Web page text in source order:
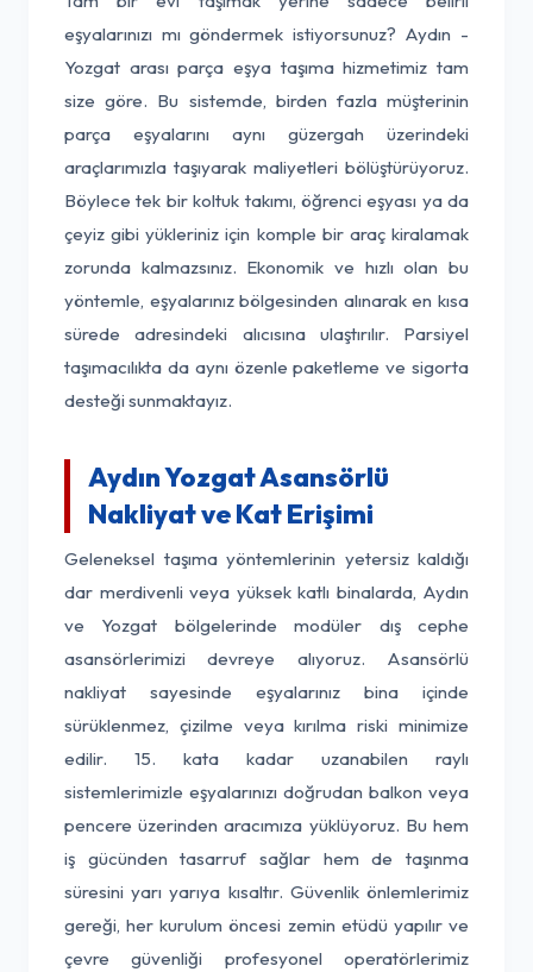
eşyalarınızı mı göndermek istiyorsunuz? Aydın -
Yozgat arası parça eşya taşıma hizmetimiz tam
size göre. Bu sistemde, birden fazla müşterinin
parça eşyalarını aynı güzergah üzerindeki
araçlarımızla taşıyarak maliyetleri bölüştürüyoruz.
Böylece tek bir koltuk takımı, öğrenci eşyası ya da
çeyiz gibi yükleriniz için komple bir araç kiralamak
zorunda kalmazsınız. Ekonomik ve hızlı olan bu
yöntemle, eşyalarınız bölgesinden alınarak en kısa
sürede adresindeki alıcısına ulaştırılır. Parsiyel
taşımacılıkta da aynı özenle paketleme ve sigorta
desteği sunmaktayız.
Aydın Yozgat Asansörlü
Nakliyat ve Kat Erişimi
Geleneksel taşıma yöntemlerinin yetersiz kaldığı
dar merdivenli veya yüksek katlı binalarda, Aydın
ve Yozgat bölgelerinde modüler dış cephe
asansörlerimizi devreye alıyoruz. Asansörlü
nakliyat sayesinde eşyalarınız bina içinde
sürüklenmez, çizilme veya kırılma riski minimize
edilir. 15. kata kadar uzanabilen raylı
sistemlerimizle eşyalarınızı doğrudan balkon veya
pencere üzerinden aracımıza yüklüyoruz. Bu hem
iş gücünden tasarruf sağlar hem de taşınma
süresini yarı yarıya kısaltır. Güvenlik önlemlerimiz
gereği, her kurulum öncesi zemin etüdü yapılır ve
çevre güvenliği profesyonel operatörlerimiz